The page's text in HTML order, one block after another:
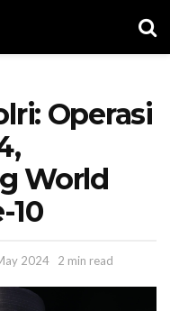
Operasi
World
10
2024 2 min read